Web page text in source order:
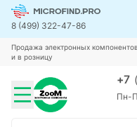
8 (499) 322-47-86
Продажа электронных
и в розницу
+7 (
Пн-